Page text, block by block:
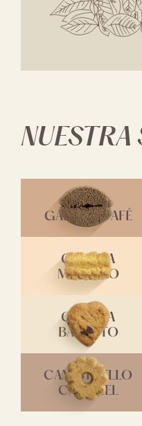
GALLETA CAFÉ
GALLETA
MARANEO
GALLETA
BACETTO
CANESTRELLO
CARAMEL